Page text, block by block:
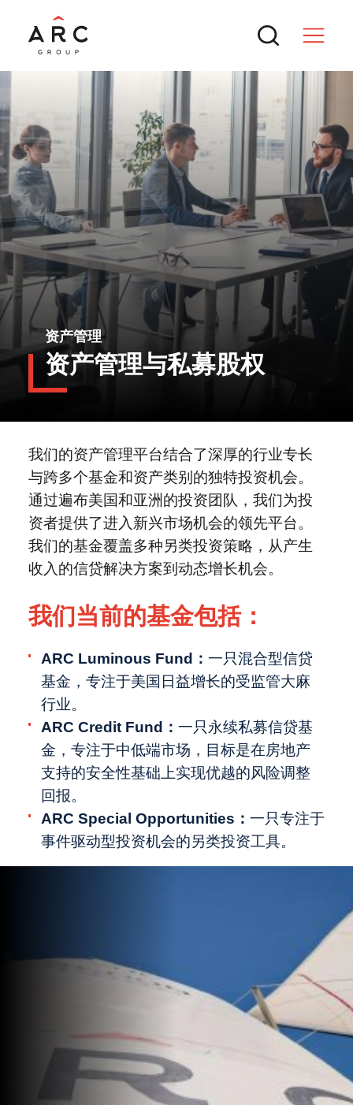
服务
交易
新闻与行业洞察
联系方式
关于我们
Global - English
热门搜索
成功SPAC交易的核心逻辑
ARC 集团参与MTT Shipping and
Logistics Bhd.（BURSA: MTTSL）
IPO
企业重金投入AI却增效慢：组织重构是
转型的核心
境外上市备案新规全解：中国证监会最
新动态与实操要点
中国大卖场行业的发展与变革
知
高管对话 | 从赴美上市到结构重组，中
国企业跨境资本路径的再调整
2025年，SPAC重振旗鼓
Beauty出海2.0：从若羽臣收购奥伦纳
素，看中国美妆全球化升级
最近访问
资产管理与私募股权
资产管理
我们的资产管理平台结合了深厚的行业专长
与跨多个基金和资产类别的独特投资机会。
通过遍布美国和亚洲的投资团队，我们为投
资者提供了进入新兴市场机会的领先平台。
我们的基金覆盖多种另类投资策略，从产生
收入的信贷解决方案到动态增长机会。
我们当前的基金包括：
ARC Luminous Fund： 一只混合型信贷
基金，专注于美国日益增长的受监管大麻
行业。
ARC Credit Fund： 一只永续私募信贷基
金，专注于中低端市场，目标是在房地产
支持的安全性基础上实现优越的风险调整
回报。
ARC Special Opportunities： 一只专注于
事件驱动型投资机会的另类投资工具。